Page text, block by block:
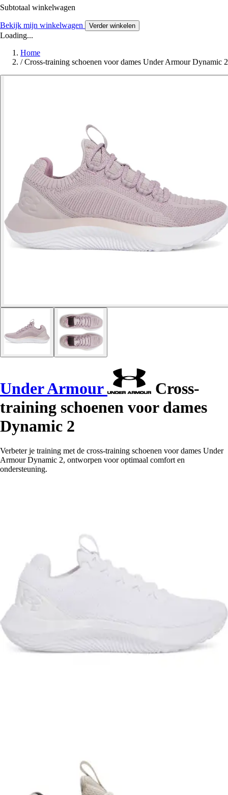
Subtotaal winkelwagen
Bekijk mijn winkelwagen Verder winkelen
Loading...
Home
/ Cross-training schoenen voor dames Under Armour Dynamic 2
Under Armour
Cross-
training schoenen voor dames
Dynamic 2
Verbeter je training met de cross-training schoenen voor dames Under
Armour Dynamic 2, ontworpen voor optimaal comfort en
ondersteuning.